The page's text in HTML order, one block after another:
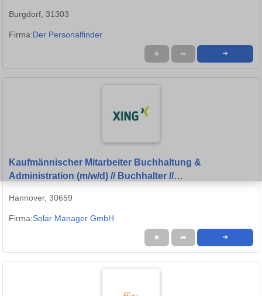
Burgdorf, 31303
Firma:Der Personalfinder
★ ➦ ➜
Kaufmännischer Mitarbeiter Buchhaltung &
Administration (m/w/d) // Buchhalter //
Hannover, 30659
Firma:Solar Manager GmbH
★ ➦ ➜